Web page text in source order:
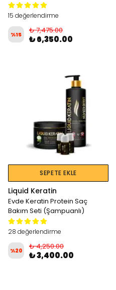
15 değerlendirme
%15 ₺ 7,475.00
₺ 6,350.00
SEPETE EKLE
Liquid Keratin
Evde Keratin Protein Saç
Bakım Seti (Şampuanlı)
28 değerlendirme
%20 ₺ 4,250.00
₺ 3,400.00